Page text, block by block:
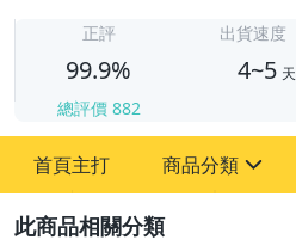
正評
99.9%
總評價 882
出貨速度
4~5 天
首頁主打 商品分類
嬰幼兒與孕婦